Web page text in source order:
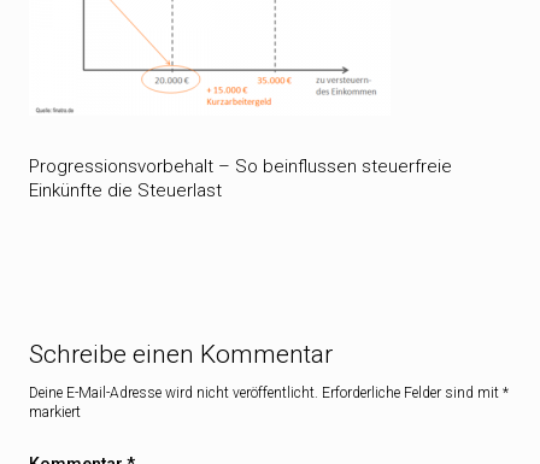
Progressionsvorbehalt – So beinflussen steuerfreie
Einkünfte die Steuerlast
Schreibe einen Kommentar
Deine E-Mail-Adresse wird nicht veröffentlicht. Erforderliche Felder sind mit *
markiert